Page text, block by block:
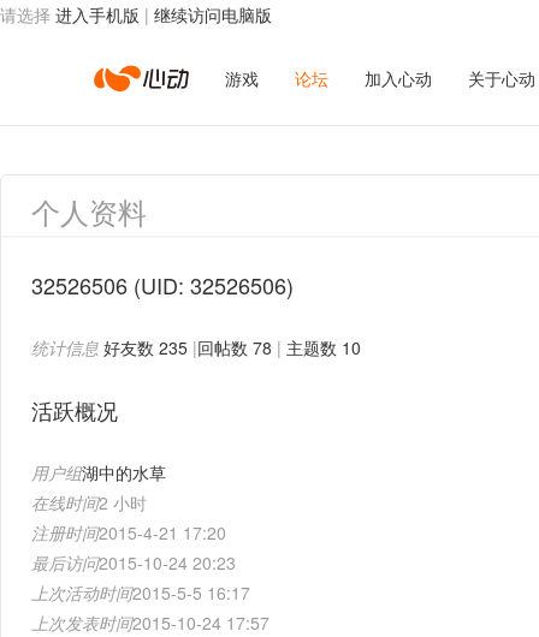
请选择 进入手机版 | 继续访问电脑版
心
动
络
游戏 论坛 加入心动 关于心动
个人资料
32526506 (UID: 32526506)
统计信息 好友数 235 |回帖数 78 | 主题数 10
活跃概况
用户组湖中的水草
在线时间2 小时
注册时间2015-4-21 17:20
最后访问2015-10-24 20:23
上次活动时间2015-5-5 16:17
上次发表时间2015-10-24 17:57